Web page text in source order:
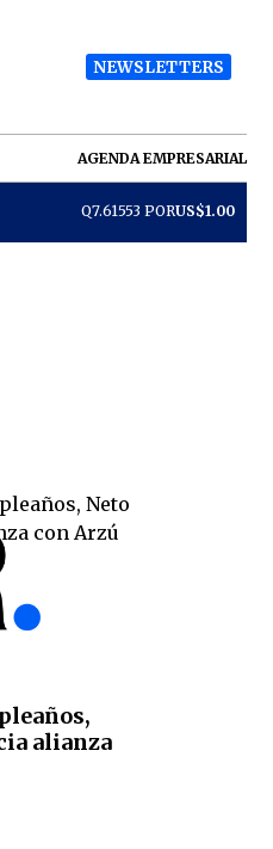
NEWSLETTERS
AGENDA EMPRESARIAL
Q7.61553 PORUS$1.00
alianza